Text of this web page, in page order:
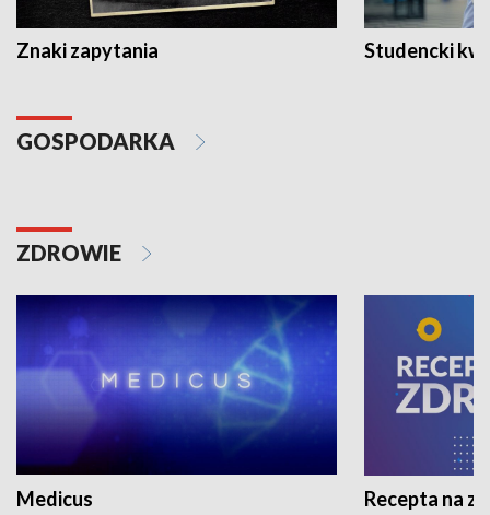
Znaki zapytania Studencki
GOSPODARKA
ZDROWIE
Medicus Recepta na